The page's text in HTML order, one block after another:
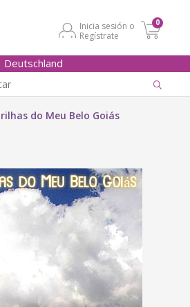
Inicia sesión o
Regístrate
0
Deutschland
do Meu Belo Goiás